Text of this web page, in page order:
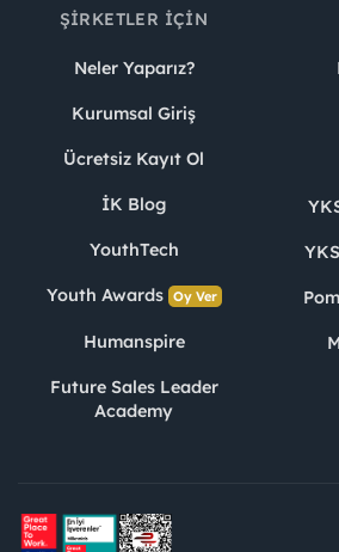
ŞIRKETLER İÇIN
Neler Yaparız?
Kurumsal Giriş
Ücretsiz Kayıt Ol
İK Blog
YouthTech
Youth Awards Oy Ver
Humanspire
Future Sales Leader
Academy